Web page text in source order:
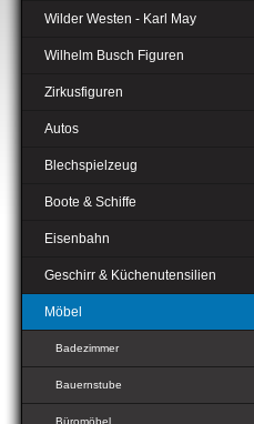
Wilder Westen - Karl May
Wilhelm Busch Figuren
Zirkusfiguren
Autos
Blechspielzeug
Boote & Schiffe
Eisenbahn
Geschirr & Küchenutensilien
Möbel
Badezimmer
Bauernstube
Büromöbel